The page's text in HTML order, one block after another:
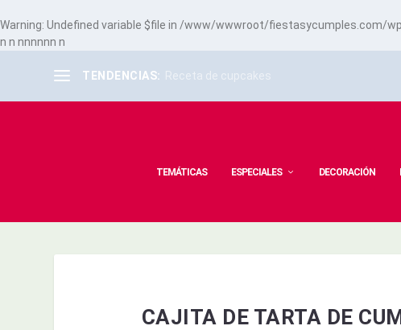
Warning: Undefined variable $file in /www/wwwroot/fiestasycumples.com/
n n nnnnnn n
TENDENCIAS: Receta de cupcakes
TEMÁTICAS ESPECIALES DECORACIÓN
CAJITA DE TARTA DE